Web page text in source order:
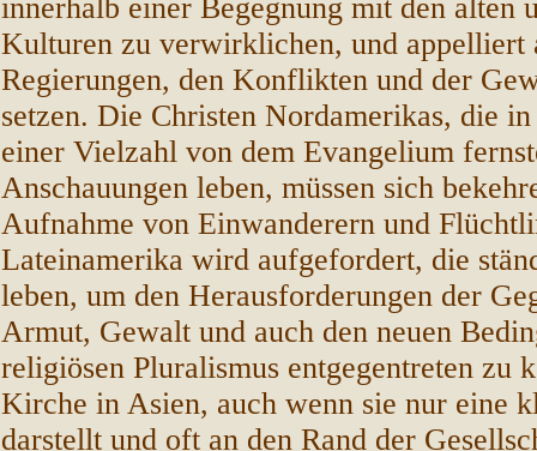
innerhalb einer Begegnung mit den alten
Kulturen zu verwirklichen, und appelliert
Regierungen, den Konflikten und der
setzen. Die Christen Nordamerikas, die
einer Vielzahl von dem Evangelium
Anschauungen leben, müssen sich
Aufnahme von Einwanderern und
Lateinamerika wird aufgefordert, die
leben, um den Herausforderungen der
Armut, Gewalt und auch den neuen
religiösen Pluralismus entgegentreten zu
Kirche in Asien, auch wenn sie nur eine
darstellt und oft an den Rand der